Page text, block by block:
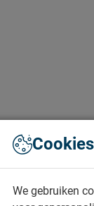
Cookies
We gebruiken